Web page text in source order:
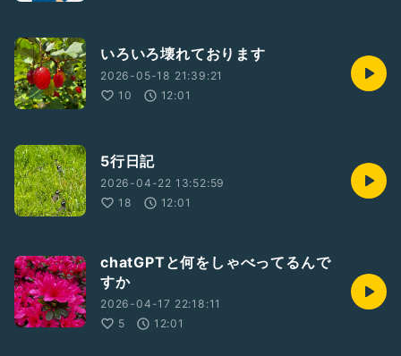
いろいろ壊れております
2026-05-18 21:39:21
10
12:01
5行日記
2026-04-22 13:52:59
18
12:01
chatGPTと何をしゃべってるんで
すか
2026-04-17 22:18:11
5
12:01